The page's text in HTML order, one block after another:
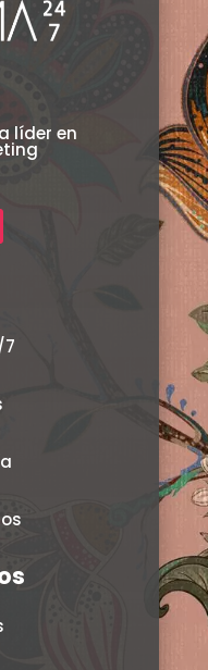
líder en